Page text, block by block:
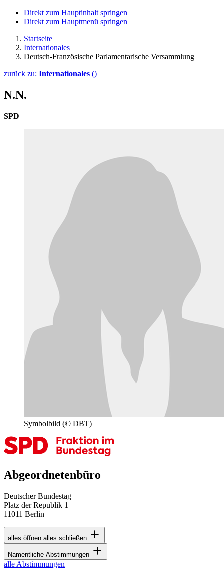
Direkt zum Hauptinhalt springen
Direkt zum Hauptmenü springen
Startseite
Internationales
Deutsch-Französische Parlamentarische Versammlung
zurück zu: Internationales ()
N.N.
SPD
Symbolbild (© DBT)
Abgeordnetenbüro
Deutscher Bundestag
Platz der Republik 1
11011 Berlin
alles öffnen alles schließen
Namentliche Abstimmungen
alle Abstimmungen